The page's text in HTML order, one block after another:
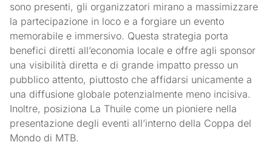
sono presenti, gli organizzatori mirano a massimizzare
la partecipazione in loco e a forgiare un evento
memorabile e immersivo. Questa strategia porta
benefici diretti all’economia locale e offre agli sponsor
una visibilità diretta e di grande impatto presso un
pubblico attento, piuttosto che affidarsi unicamente a
una diffusione globale potenzialmente meno incisiva.
Inoltre, posiziona La Thuile come un pioniere nella
presentazione degli eventi all’interno della Coppa del
Mondo di MTB.